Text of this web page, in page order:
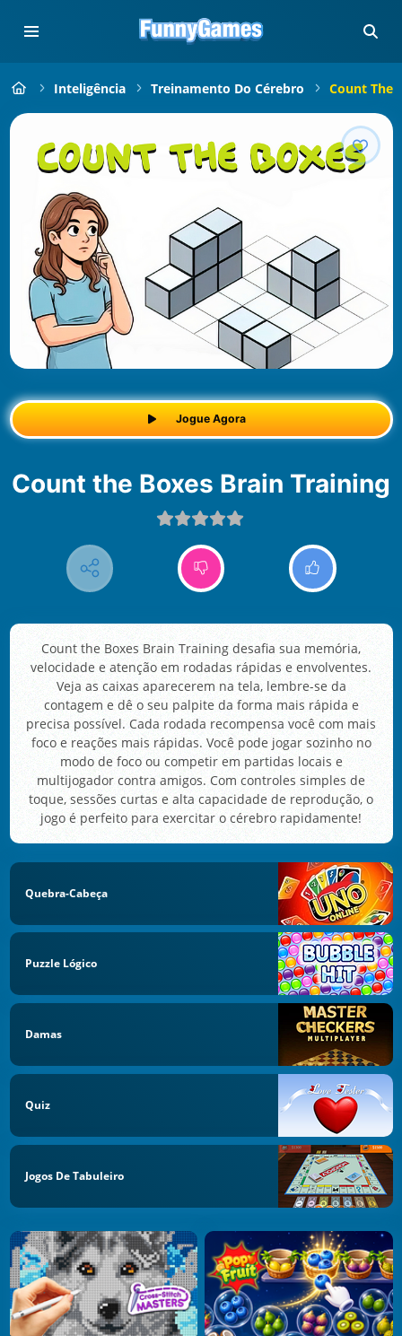
Inteligência Treinamento Do Cérebro Count The
Jogue Agora
Count the Boxes Brain Training
Count the Boxes Brain Training desafia sua memória,
velocidade e atenção em rodadas rápidas e envolventes.
Veja as caixas aparecerem na tela, lembre-se da
contagem e dê o seu palpite da forma mais rápida e
precisa possível. Cada rodada recompensa você com mais
foco e reações mais rápidas. Você pode jogar sozinho no
modo de foco ou competir em partidas locais e
multijogador contra amigos. Com controles simples de
toque, sessões curtas e alta capacidade de reprodução, o
jogo é perfeito para exercitar o cérebro rapidamente!
Quebra-Cabeça
Puzzle Lógico
Damas
Quiz
Jogos De Tabuleiro